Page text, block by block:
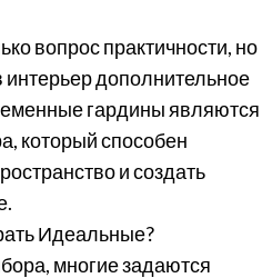
вопрос практичности, но
интерьер дополнительное
гардины являются
который способен
и создать
Идеальные?
многие задаются